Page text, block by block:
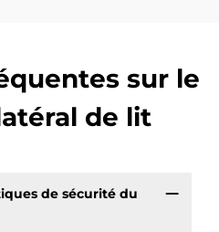
sur le
de lit
de sécurité du